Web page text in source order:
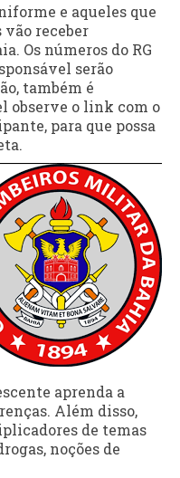
e aqueles que
vão receber
Os números do RG
serão
também é
observe o link com o
para que possa
aprenda a
Além disso,
de temas
noções de